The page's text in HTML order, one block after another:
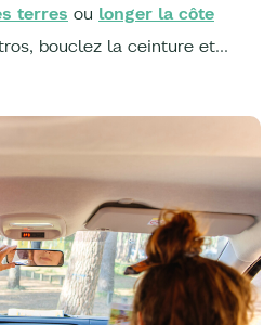
terres ou longer la côte
bouclez la ceinture et…